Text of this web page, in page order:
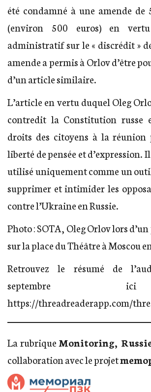
été condamné à une amende de
(environ 500 euros) en
administratif sur le « discrédit »
amende a permis à Orlov d’être
d’un article similaire.
L’article en vertu duquel Oleg
contredit la Constitution russe
droits des citoyens à la réunion
liberté de pensée et d’expression.
utilisé uniquement comme un
supprimer et intimider les
contre l’Ukraine en Russie.
Photo : SOTA, Oleg Orlov lors
sur la place du Théâtre à Moscou
Retrouvez le résumé de
https://threadreaderapp.com/
La rubrique Monitoring,
collaboration avec le projet